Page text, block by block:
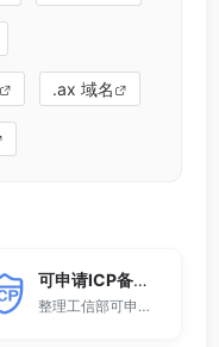
.ax 域名
可申请ICP备案域名后缀大全
整理工信部可申请ICP网站备案的域名后缀大全。